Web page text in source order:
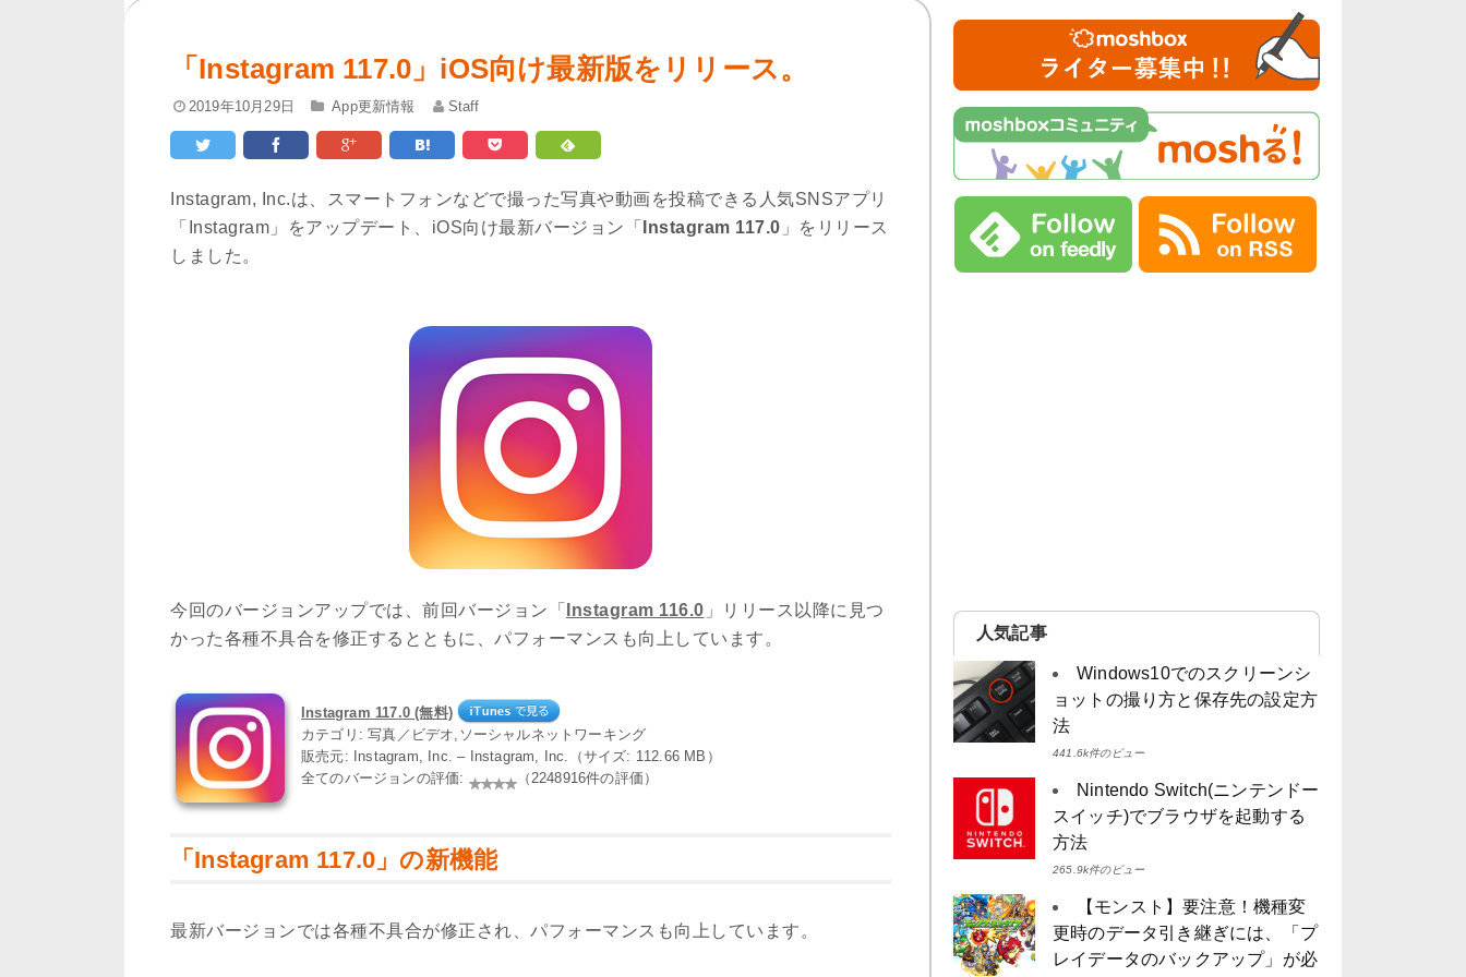
「Instagram 117.0」iOS向け最新版をリリース。
2019年10月29日 App更新情報 Staff
Instagram, Inc.は、スマートフォンなどで撮った写真や動画を投稿できる人気SNSアプリ
「Instagram」をアップデート、iOS向け最新バージョン「
Instagram 117.0 」をリリース
しました。
今回のバージョンアップでは、前回バージョン「 Instagram 116.0 」リリース以降に見つ
かった各種不具合を修正するとともに、パフォーマンスも向上しています。
Instagram 117.0 (無料)
カテゴリ: 写真／ビデオ,ソーシャルネットワーキング
販売元: Instagram, Inc. – Instagram, Inc.（サイズ: 112.66 MB）
全てのバージョンの評価:
（2248916件の評価）
「Instagram 117.0」の新機能
最新バージョンでは各種不具合が修正され、パフォーマンスも向上しています。
人気記事
Windows10でのスクリーンシ
ョットの撮り方と保存先の設定方
法
441.6k件のビュー
Nintendo Switch(ニンテンドー
スイッチ)でブラウザを起動する
方法
265.9k件のビュー
【モンスト】要注意！機種変
更時のデータ引き継ぎには、「プ
レイデータのバックアップ」が必